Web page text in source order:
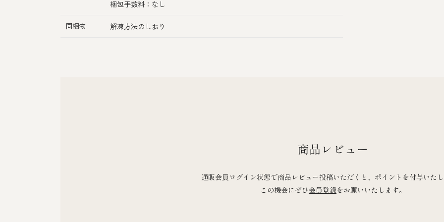
梱包手数料：なし
同梱物 解凍方法のしおり
商品レビュー
通販会員ログイン状態で商品レビュー投稿いただくと、ポイントを付与いた
この機会にぜひ会員登録をお願いいたします。